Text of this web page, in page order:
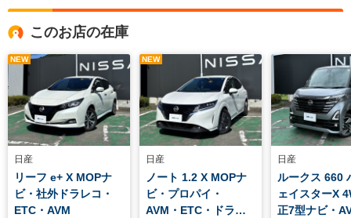
このお店の在庫
NEW
日産
リーフ e+ X MOPナ
ビ・社外ドラレコ・
ETC・AVM
NEW
日産
ノート 1.2 X MOPナ
ビ・プロパイ・
AVM・ETC・ドラレ
日産
ルークス 660
ェイスターX
正7型ナビ・